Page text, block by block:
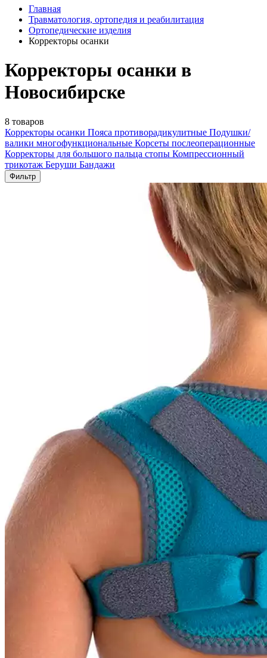
Главная
Травматология, ортопедия и реабилитация
Ортопедические изделия
Корректоры осанки
Корректоры осанки в
Новосибирске
8 товаров
Корректоры осанки Пояса противорадикулитные Подушки/
валики многофункциональные Корсеты послеоперационные
Корректоры для большого пальца стопы Компрессионный
трикотаж Беруши Бандажи
Фильтр